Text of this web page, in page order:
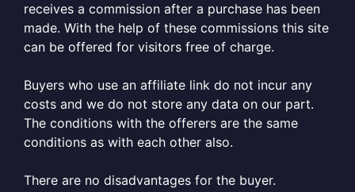
receives a commission after a purchase has been
made. With the help of these commissions this site
can be offered for visitors free of charge.
Buyers who use an affiliate link do not incur any
costs and we do not store any data on our part.
The conditions with the offerers are the same
conditions as with each other also.
There are no disadvantages for the buyer.